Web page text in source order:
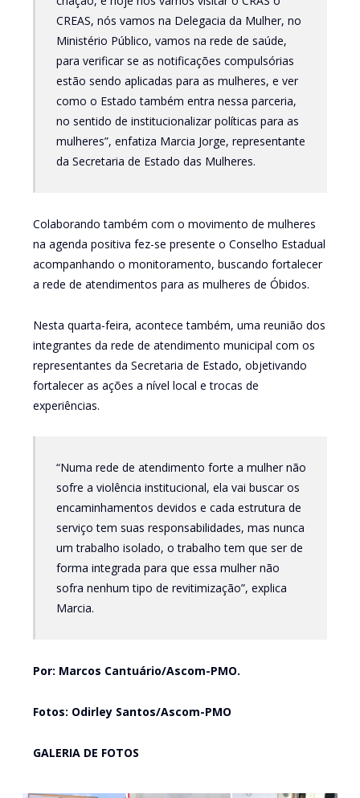
CREAS, nós vamos na Delegacia da Mulher, no
Ministério Público, vamos na rede de saúde,
para verificar se as notificações compulsórias
estão sendo aplicadas para as mulheres, e ver
como o Estado também entra nessa parceria,
no sentido de institucionalizar políticas para as
mulheres”, enfatiza Marcia Jorge, representante
da Secretaria de Estado das Mulheres.
Colaborando também com o movimento de mulheres
na agenda positiva fez-se presente o Conselho Estadual
acompanhando o monitoramento, buscando fortalecer
a rede de atendimentos para as mulheres de Óbidos.
Nesta quarta-feira, acontece também, uma reunião dos
integrantes da rede de atendimento municipal com os
representantes da Secretaria de Estado, objetivando
fortalecer as ações a nível local e trocas de
experiências.
“Numa rede de atendimento forte a mulher não
sofre a violência institucional, ela vai buscar os
encaminhamentos devidos e cada estrutura de
serviço tem suas responsabilidades, mas nunca
um trabalho isolado, o trabalho tem que ser de
forma integrada para que essa mulher não
sofra nenhum tipo de revitimização”, explica
Marcia.
Por: Marcos Cantuário/Ascom-PMO.
Fotos: Odirley Santos/Ascom-PMO
GALERIA DE FOTOS